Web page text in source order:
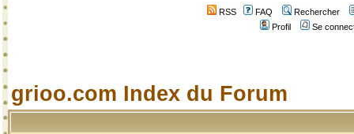
RSS FAQ
Rechercher
Profil
Se
grioo.com Index du Forum